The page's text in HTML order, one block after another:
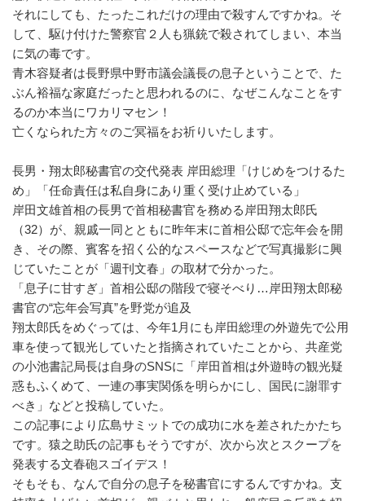
それにしても、たったこれだけの理由で殺すんですかね。そ
して、駆け付けた警察官２人も猟銃で殺されてしまい、本当
に気の毒です。
青木容疑者は長野県中野市議会議長の息子ということで、た
ぶん裕福な家庭だったと思われるのに、なぜこんなことをす
るのか本当にワカリマセン！
亡くなられた方々のご冥福をお祈りいたします。
長男・翔太郎秘書官の交代発表 岸田総理「けじめをつけるた
め」「任命責任は私自身にあり重く受け止めている」
岸田文雄首相の長男で首相秘書官を務める岸田翔太郎氏
（32）が、親戚一同とともに昨年末に首相公邸で忘年会を開
き、その際、賓客を招く公的なスペースなどで写真撮影に興
じていたことが「週刊文春」の取材で分かった。
「息子に甘すぎ」首相公邸の階段で寝そべり…岸田翔太郎秘
書官の“忘年会写真”を野党が追及
翔太郎氏をめぐっては、今年1月にも岸田総理の外遊先で公用
車を使って観光していたと指摘されていたことから、共産党
の小池書記局長は自身のSNSに「岸田首相は外遊時の観光疑
惑もふくめて、一連の事実関係を明らかにし、国民に謝罪す
べき」などと投稿していた。
この記事により広島サミットでの成功に水を差されたかたち
です。猿之助氏の記事もそうですが、次から次とスクープを
発表する文春砲スゴイデス！
そもそも、なんで自分の息子を秘書官にするんですかね。支